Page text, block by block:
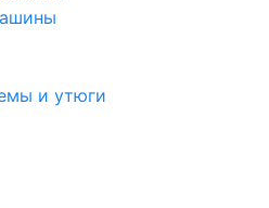
и утюги